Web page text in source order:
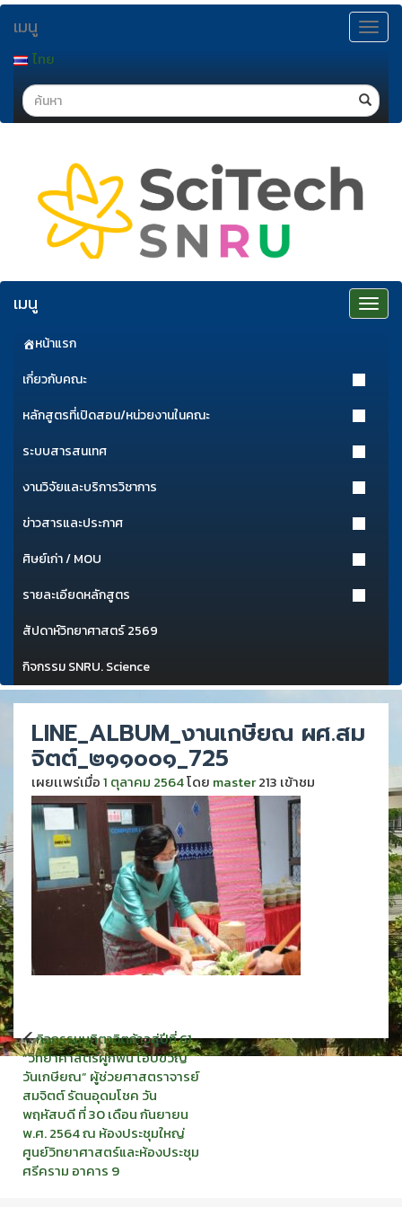
ข้าม
ไป
เนื้อหา
Toggle
เมนู
ไทย
Search
Toggle
เมนู
หน้าแรก
เกี่ยวกับคณะ
หลักสูตรที่เปิดสอน/หน่วยงานในคณะ
ระบบสารสนเทศ
งานวิจัยและบริการวิชาการ
ข่าวสารและประกาศ
ศิษย์เก่า / MOU
รายละเอียดหลักสูตร
สัปดาห์วิทยาศาสตร์ 2569
กิจกรรม SNRU. Science
LINE_ALBUM_งานเกษียณ ผศ.สม
จิตต์_๒๑๑๐๐๑_725
เผยเเพร่เมื่อ1 ตุลาคม 2564โดย master213 เข้าชม
แนะแนว
เรื่อง
กิจกรรมมุทิตาจิตก้าวสู่ปีที่ 61
“วิทยาศาสตร์ผูกพัน โอบขวัญ
วันเกษียณ” ผู้ช่วยศาสตราจารย์
สมจิตต์ รัตนอุดมโชค วัน
พฤหัสบดี ที่ 30 เดือน กันยายน
พ.ศ. 2564 ณ ห้องประชุมใหญ่
ศูนย์วิทยาศาสตร์และห้องประชุม
ศรีคราม อาคาร 9